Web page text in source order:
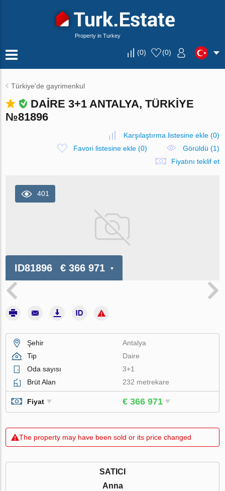
Property in Turkey
(0) (0)
Türkiye'de gayrimenkul
DAIRE 3+1 ANTALYA, TÜRKIYE
№81896
Karşılaştırma listesine ekle(0)
Favori listesine ekle(0)
Görüldü (1)
Fiyatını teklif et
401
ID81896 € 366 971
Şehir
Antalya
Tip
Daire
Oda sayısı
3+1
Brüt Alan
232 metrekare
Fiyat € 366 971
The property may have been sold or its price changed
SATICI
Anna